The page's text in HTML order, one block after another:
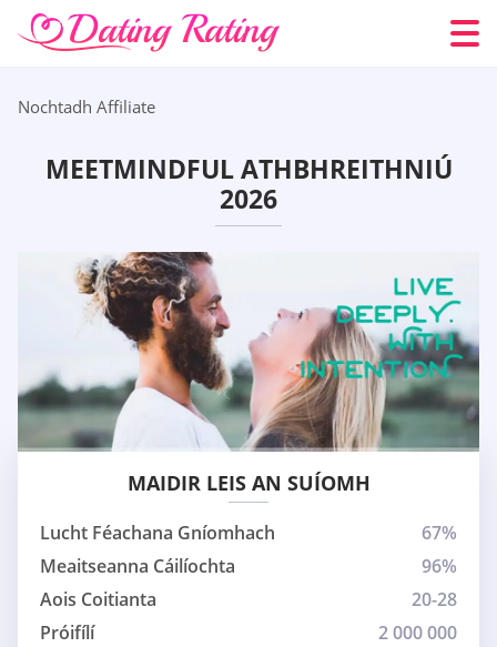
Nochtadh Affiliate
MEETMINDFUL ATHBHREITHNIÚ
2026
MAIDIR LEIS AN SUÍOMH
Lucht Féachana Gníomhach
67%
Meaitseanna Cáilíochta
96%
Aois Coitianta
20-28
Próifílí
2 000 000